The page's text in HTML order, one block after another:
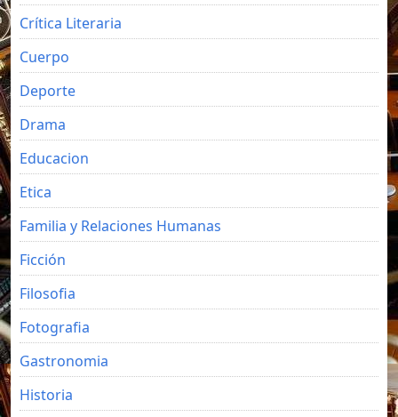
Crítica Literaria
Cuerpo
Deporte
Drama
Educacion
Etica
Familia y Relaciones Humanas
Ficción
Filosofia
Fotografia
Gastronomia
Historia